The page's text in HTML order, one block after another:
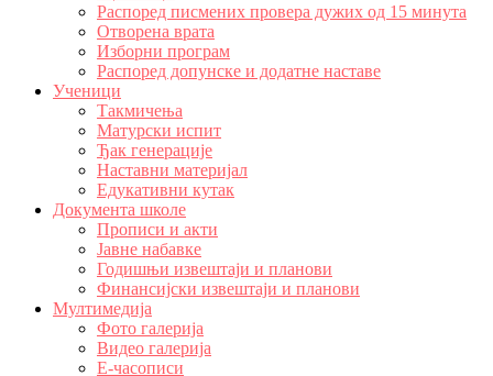
Распоред писмених провера дужих од 15 минута
Отворена врата
Изборни програм
Распоред допунске и додатне наставе
Ученици
Такмичења
Матурски испит
Ђак генерације
Наставни материјал
Едукативни кутак
Документа школе
Прописи и акти
Јавне набавке
Годишњи извештаји и планови
Финансијски извештаји и планови
Мултимедија
Фото галерија
Видео галерија
Е-часописи